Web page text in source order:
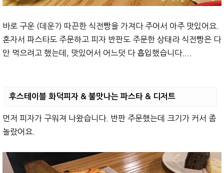
바로 구운 (데운?) 따끈한 식전빵을 가져다 주어서 아주 맛있어요.
혼자서 파스타도 주문하고 피자 반판도 주문한 상태라 식전빵은 다
안 먹으려고 했는데, 맛있어서 어느덧 다 흡입했습니다....
후스테이블 화덕피자 & 불맛나는 파스타 & 디저트
먼저 피자가 구워져 나왔습니다. 반판 주문했는데 크기가 커서 좀
놀랐어요.